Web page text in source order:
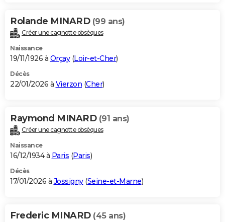
Rolande MINARD (99 ans)
Créer une cagnotte obsèques
Naissance
19/11/1926 à Orçay(Loir-et-Cher)
Décès
22/01/2026 à Vierzon (Cher)
Raymond MINARD (91 ans)
Créer une cagnotte obsèques
Naissance
16/12/1934 à Paris (Paris)
Décès
17/01/2026 à Jossigny(Seine-et-Marne)
Frederic MINARD (45 ans)